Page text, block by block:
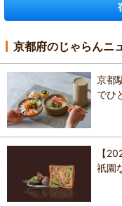
京都府のじゃらんニ
京都
でひ
【
祇園